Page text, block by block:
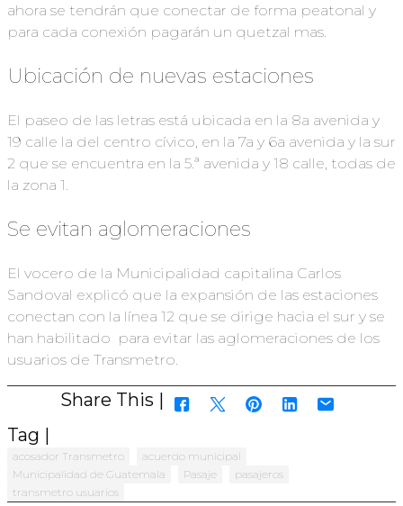
ahora se tendrán que conectar de forma peatonal y
para cada conexión pagarán un quetzal mas.
Ubicación de nuevas estaciones
El paseo de las letras está ubicada en la 8a avenida y
19 calle la del centro cívico, en la 7a y 6a avenida y la sur
2 que se encuentra en la 5.ª avenida y 18 calle, todas de
la zona 1.
Se evitan aglomeraciones
El vocero de la Municipalidad capitalina Carlos
Sandoval explicó que la expansión de las estaciones
conectan con la línea 12 que se dirige hacia el sur y se
han habilitado para evitar las aglomeraciones de los
usuarios de Transmetro.
Share This |
Tag |
acosador Transmetro
acuerdo municipal
Municipalidad de Guatemala
Pasaje
pasajeros
transmetro usuarios